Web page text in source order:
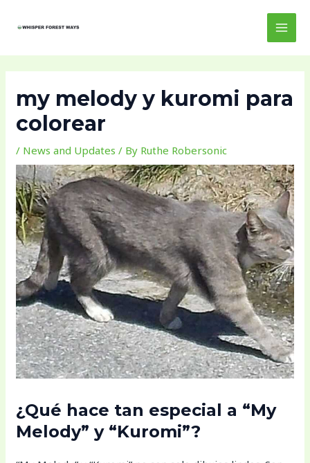
my melody y kuromi para
colorear
/ News and Updates / By Ruthe Robersonic
¿Qué hace tan especial a “My
Melody” y “Kuromi”?
navigation